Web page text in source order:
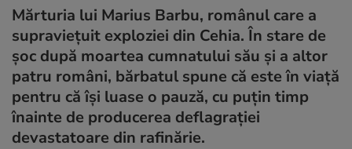
Mărturia lui Marius Barbu, românul care a
supraviețuit exploziei din Cehia. În stare de
șoc după moartea cumnatului său și a altor
patru români, bărbatul spune că este în viață
pentru că își luase o pauză, cu puțin timp
înainte de producerea deflagrației
devastatoare din rafinărie.